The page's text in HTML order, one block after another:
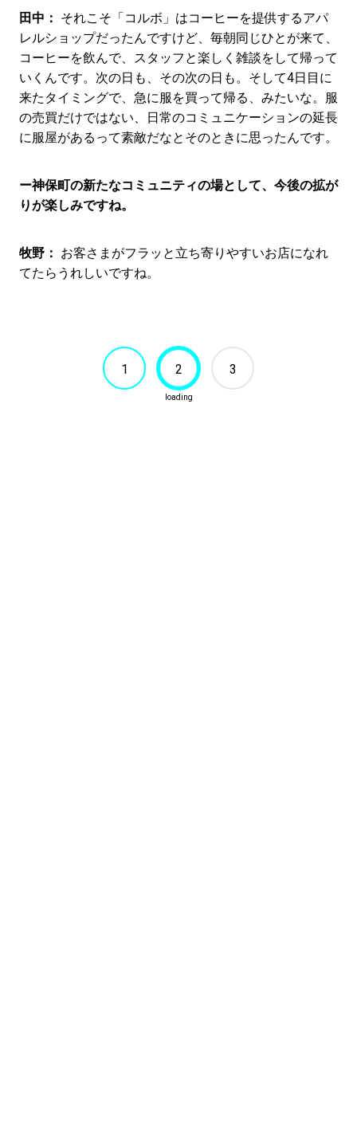
田中： それこそ「コルボ」はコーヒーを提供するアパ
レルショップだったんですけど、毎朝同じひとが来て、
コーヒーを飲んで、スタッフと楽しく雑談をして帰って
いくんです。次の日も、その次の日も。そして4日目に
来たタイミングで、急に服を買って帰る、みたいな。服
の売買だけではない、日常のコミュニケーションの延長
に服屋があるって素敵だなとそのときに思ったんです。
ー神保町の新たなコミュニティの場として、今後の拡が
りが楽しみですね。
牧野： お客さまがフラッと立ち寄りやすいお店になれ
てたらうれしいですね。
1 2 3